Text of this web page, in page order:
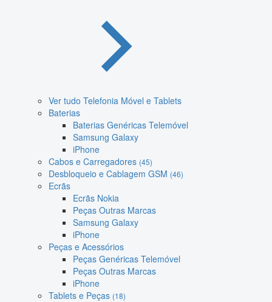
Ver tudo Telefonia Móvel e Tablets
Baterias
Baterias Genéricas Telemóvel
Samsung Galaxy
iPhone
Cabos e Carregadores (45)
Desbloqueio e Cablagem GSM (46)
Ecrãs
Ecrãs Nokia
Peças Outras Marcas
Samsung Galaxy
iPhone
Peças e Acessórios
Peças Genéricas Telemóvel
Peças Outras Marcas
iPhone
Tablets e Peças (18)